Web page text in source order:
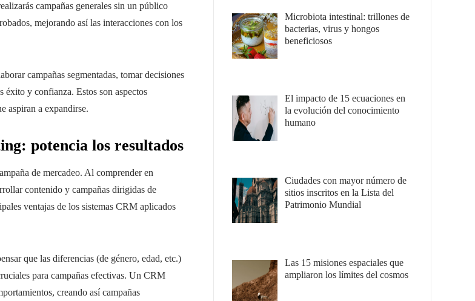
campañas generales sin un público
mejorando así las interacciones con los
campañas segmentadas, tomar decisiones
éxito y confianza. Estos son aspectos
aspiran a expandirse.
potencia los resultados
de mercadeo. Al comprender en
contenido y campañas dirigidas de
ventajas de los sistemas CRM aplicados
que las diferencias (de género, edad, etc.)
para campañas efectivas. Un CRM
creando así campañas
Microbiota intestinal: trillones de
bacterias, virus y hongos
beneficiosos
El impacto de 15 ecuaciones en
la evolución del conocimiento
humano
Ciudades con mayor número de
sitios inscritos en la Lista del
Patrimonio Mundial
Las 15 misiones espaciales que
ampliaron los límites del cosmos